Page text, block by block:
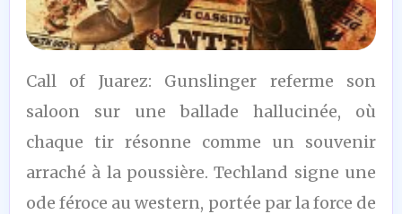
8
/10
Call of Juarez: Gunslinger referme son
saloon sur une ballade hallucinée, où
chaque tir résonne comme un souvenir
arraché à la poussière. Techland signe une
ode féroce au western, portée par la force de